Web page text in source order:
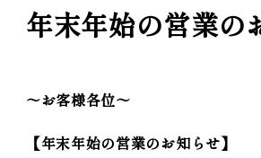
年末年始の営業の
～お客様各位～
【年末年始の営業のお知らせ】